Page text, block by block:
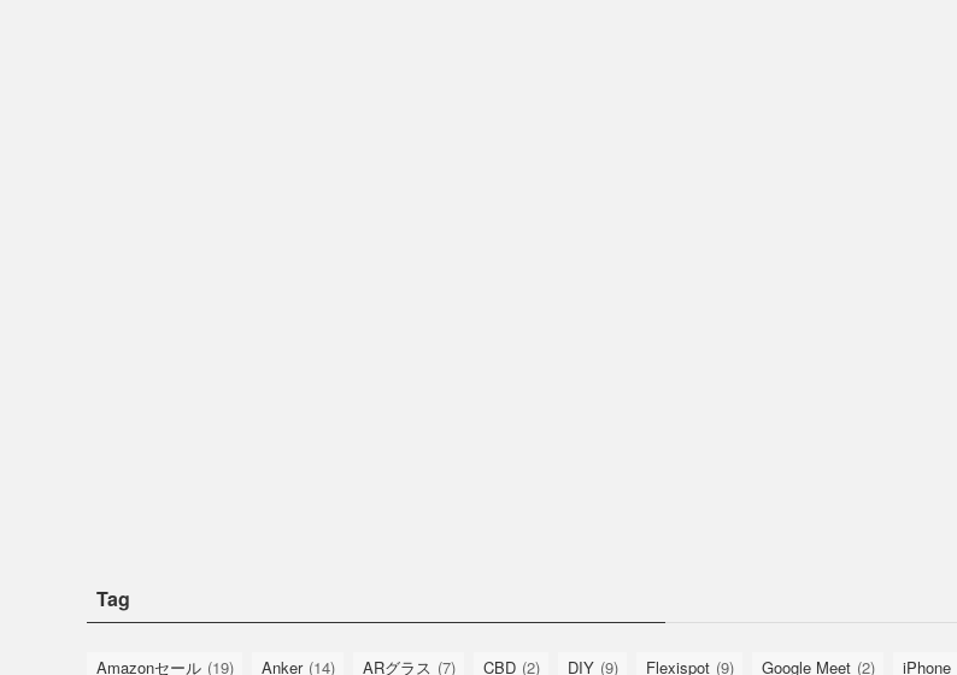
Tag
Amazonセール (19) Anker (14) ARグラス (7) CBD (2) DIY (9) Flexispot (9) Google Meet (2) iPhone